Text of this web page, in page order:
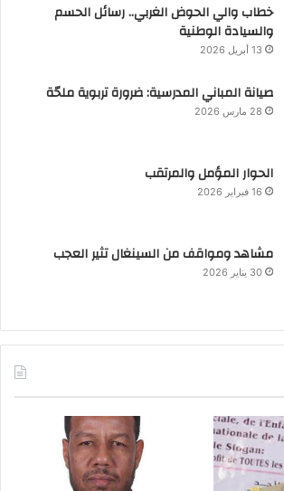
خطاب والي الحوض الغربي.. رسائل الحسم
والسيادة الوطنية
13 أبريل 2026
صيانة المباني المدرسية: ضرورة تربوية ملحّة
28 مارس 2026
الحوار المؤمل والمرتقب
16 فبراير 2026
مشاهد ومواقف من السينغال تثير العجب
30 يناير 2026